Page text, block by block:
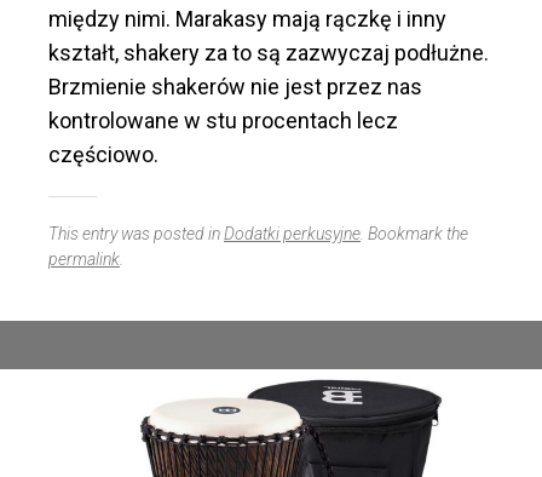
między nimi. Marakasy mają rączkę i inny
kształt, shakery za to są zazwyczaj podłużne.
Brzmienie shakerów nie jest przez nas
kontrolowane w stu procentach lecz
częściowo.
This entry was posted inDodatki perkusyjne . Bookmark the
permalink